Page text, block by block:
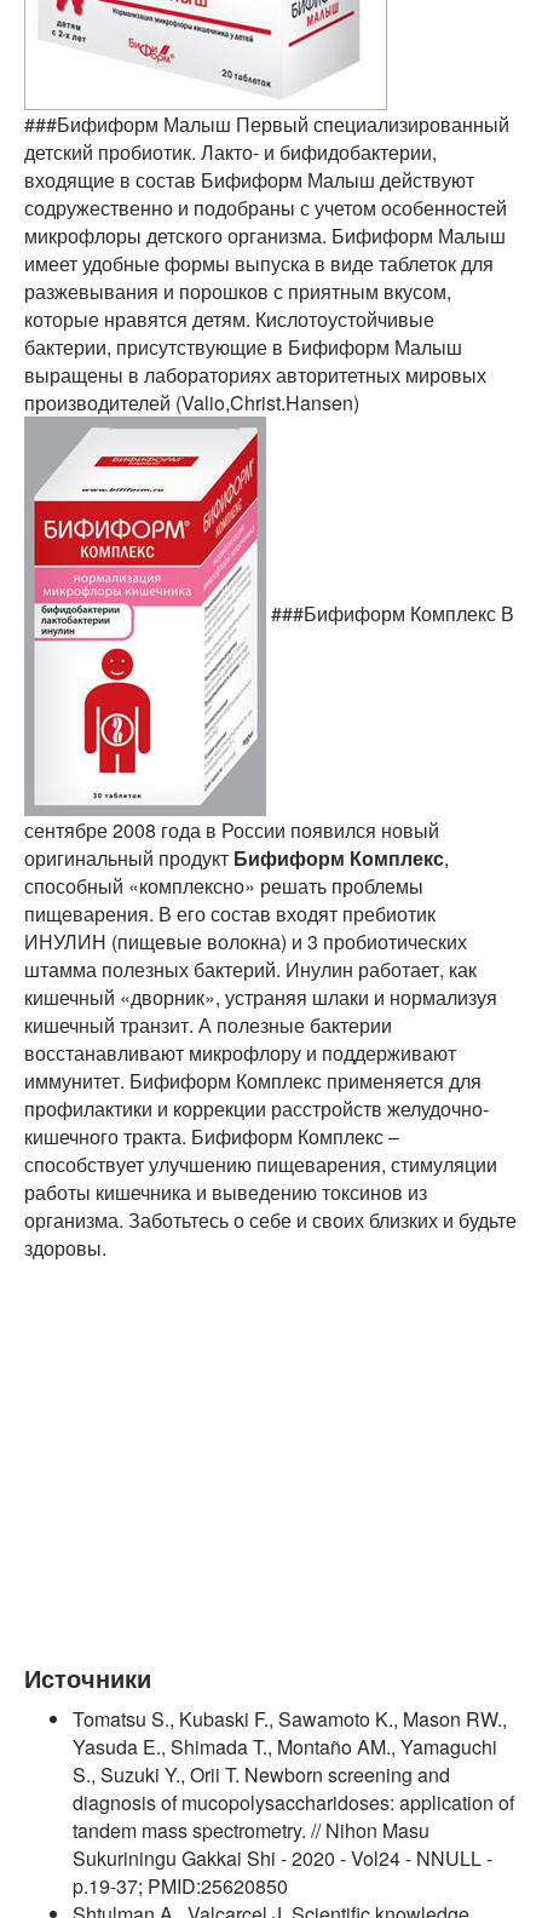
###Бифиформ Малыш Первый специализированный
детский пробиотик. Лакто- и бифидобактерии,
входящие в состав Бифиформ Малыш действуют
содружественно и подобраны с учетом особенностей
микрофлоры детского организма. Бифиформ Малыш
имеет удобные формы выпуска в виде таблеток для
разжевывания и порошков с приятным вкусом,
которые нравятся детям. Кислотоустойчивые
бактерии, присутствующие в Бифиформ Малыш
выращены в лабораториях авторитетных мировых
производителей (Valio,Christ.Hansen)
###Бифиформ Комплекс В
сентябре 2008 года в России появился новый
оригинальный продукт Бифиформ Комплекс,
способный «комплексно» решать проблемы
пищеварения. В его состав входят пребиотик
ИНУЛИН (пищевые волокна) и 3 пробиотических
штамма полезных бактерий. Инулин работает, как
кишечный «дворник», устраняя шлаки и нормализуя
кишечный транзит. А полезные бактерии
восстанавливают микрофлору и поддерживают
иммунитет. Бифиформ Комплекс применяется для
профилактики и коррекции расстройств желудочно-
кишечного тракта. Бифиформ Комплекс –
способствует улучшению пищеварения, стимуляции
работы кишечника и выведению токсинов из
организма. Заботьтесь о себе и своих близких и будьте
здоровы.
Источники
Tomatsu S., Kubaski F., Sawamoto K., Mason RW.,
Yasuda E., Shimada T., Montaño AM., Yamaguchi
S., Suzuki Y., Orii T. Newborn screening and
diagnosis of mucopolysaccharidoses: application of
tandem mass spectrometry. // Nihon Masu
Sukuriningu Gakkai Shi - 2020 - Vol24 - NNULL -
p.19-37; PMID:25620850